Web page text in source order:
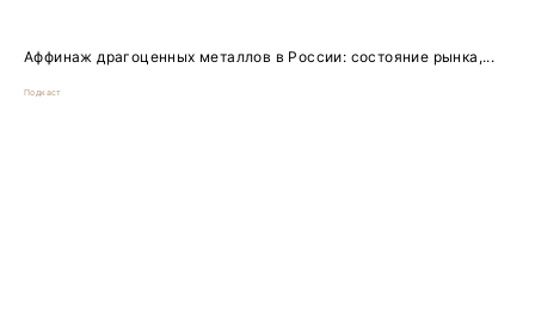
Аффинаж драгоценных металлов в России: состояние рынка,...
Подкаст